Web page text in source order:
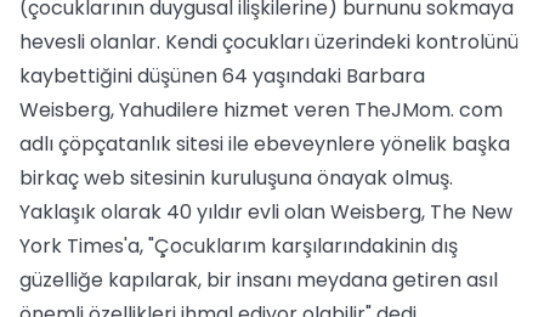
(çocuklarının duygusal ilişkilerine) burnunu sokmaya
hevesli olanlar. Kendi çocukları üzerindeki kontrolünü
kaybettiğini düşünen 64 yaşındaki Barbara
Weisberg, Yahudilere hizmet veren TheJMom. com
adlı çöpçatanlık sitesi ile ebeveynlere yönelik başka
birkaç web sitesinin kuruluşuna önayak olmuş.
Yaklaşık olarak 40 yıldır evli olan Weisberg, The New
York Times'a, "Çocuklarım karşılarındakinin dış
güzelliğe kapılarak, bir insanı meydana getiren asıl